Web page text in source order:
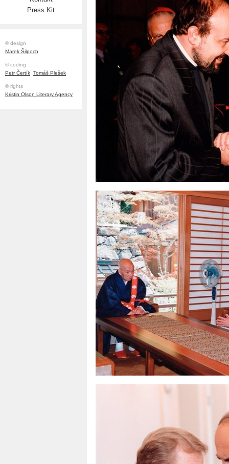
Press Kit
© design
Marek Šilpoch
© coding
Petr Čertík, Tomáš Plešek
© rights
Kristin Olson Literary Agency